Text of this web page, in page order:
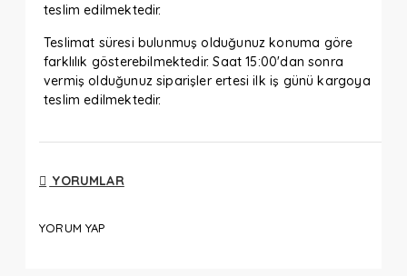
teslim edilmektedir.
Teslimat süresi bulunmuş olduğunuz konuma göre
farklılık gösterebilmektedir. Saat 15:00'dan sonra
vermiş olduğunuz siparişler ertesi ilk iş günü kargoya
teslim edilmektedir.
YORUMLAR
YORUM YAP